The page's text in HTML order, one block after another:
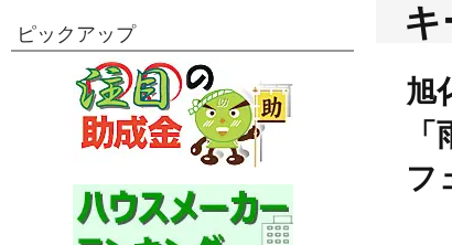
旭
フ
ピックアップ